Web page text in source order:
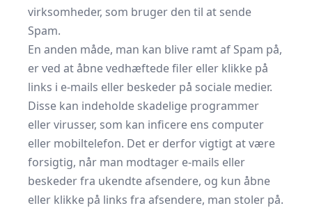
virksomheder, som bruger den til at sende
Spam.
En anden måde, man kan blive ramt af Spam på,
er ved at åbne vedhæftede filer eller klikke på
links i e-mails eller beskeder på sociale medier.
Disse kan indeholde skadelige programmer
eller virusser, som kan inficere ens computer
eller mobiltelefon. Det er derfor vigtigt at være
forsigtig, når man modtager e-mails eller
beskeder fra ukendte afsendere, og kun åbne
eller klikke på links fra afsendere, man stoler på.